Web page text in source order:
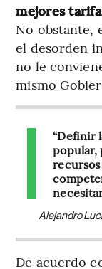
mejores
No obstante,
el desorden
no le
mismo
“Definir
popular,
Alejandro
De acuerdo